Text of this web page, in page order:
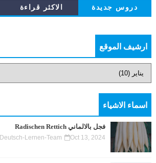
دروس جديدة الاكثر قراءة
ارشيف الموقع
اسماء الاشياء
فجل بالالماني Radischen Rettich
Deutsch-Lernen-Team Oct 13, 2024